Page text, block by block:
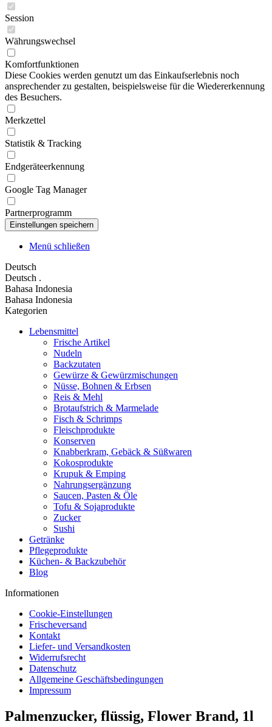
Session
Währungswechsel
Komfortfunktionen
Diese Cookies werden genutzt um das Einkaufserlebnis noch
ansprechender zu gestalten, beispielsweise für die Wiedererkennung
des Besuchers.
Merkzettel
Statistik & Tracking
Endgeräteerkennung
Google Tag Manager
Partnerprogramm
Menü schließen
Deutsch
Deutsch .
Bahasa Indonesia
Bahasa Indonesia
Kategorien
Lebensmittel
Frische Artikel
Nudeln
Backzutaten
Gewürze & Gewürzmischungen
Nüsse, Bohnen & Erbsen
Reis & Mehl
Brotaufstrich & Marmelade
Fisch & Schrimps
Fleischprodukte
Konserven
Knabberkram, Gebäck & Süßwaren
Kokosprodukte
Krupuk & Emping
Nahrungsergänzung
Saucen, Pasten & Öle
Tofu & Sojaprodukte
Zucker
Sushi
Getränke
Pflegeprodukte
Küchen- & Backzubehör
Blog
Informationen
Cookie-Einstellungen
Frischeversand
Kontakt
Liefer- und Versandkosten
Widerrufsrecht
Datenschutz
Allgemeine Geschäftsbedingungen
Impressum
Palmenzucker, flüssig, Flower Brand, 1l